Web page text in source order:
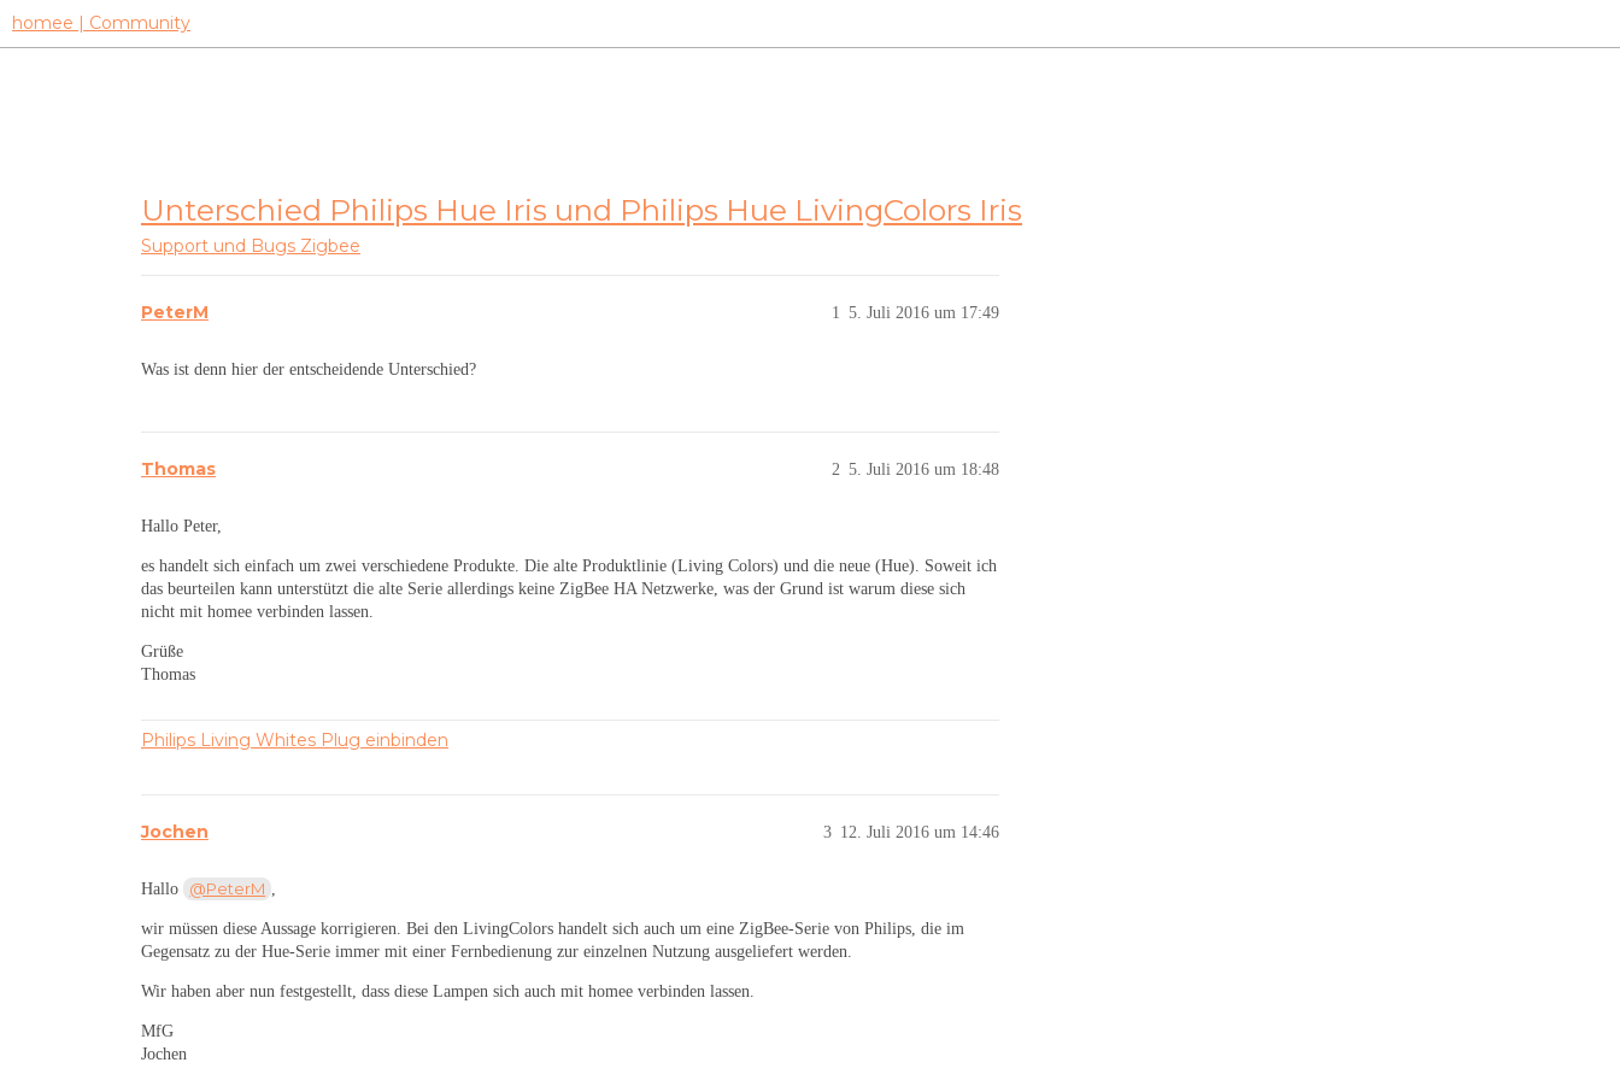
homee | Community
Unterschied Philips Hue Iris und Philips Hue LivingColors Iris
Support und Bugs Zigbee
PeterM 5. Juli 2016 um 17:49
1
Was ist denn hier der entscheidende Unterschied?
Thomas 5. Juli 2016 um 18:48
2
Hallo Peter,
es handelt sich einfach um zwei verschiedene Produkte. Die alte Produktlinie (Living Colors) und die neue (Hue). Soweit ich
das beurteilen kann unterstützt die alte Serie allerdings keine ZigBee HA Netzwerke, was der Grund ist warum diese sich
nicht mit homee verbinden lassen.
Grüße
Thomas
Philips Living Whites Plug einbinden
Jochen 12. Juli 2016 um 14:46
3
Hallo @PeterM ,
wir müssen diese Aussage korrigieren. Bei den LivingColors handelt sich auch um eine ZigBee-Serie von Philips, die im
Gegensatz zu der Hue-Serie immer mit einer Fernbedienung zur einzelnen Nutzung ausgeliefert werden.
Wir haben aber nun festgestellt, dass diese Lampen sich auch mit homee verbinden lassen.
MfG
Jochen